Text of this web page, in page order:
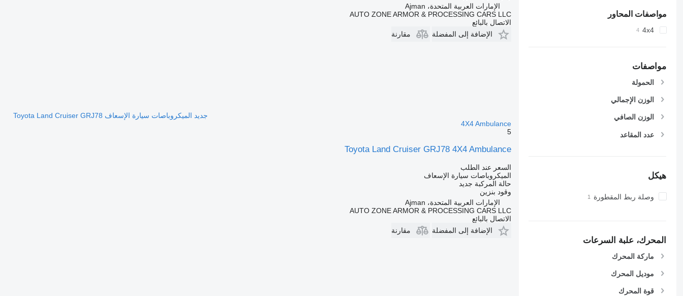
مواصفات المحاور
4x4
مواصفات
الحمولة
الوزن الإجمالي
الوزن الصافي
عدد المقاعد
هيكل
وصلة ربط المقطورة
المحرك، علبة السرعات
ماركة المحرك
موديل المحرك
قوة المحرك
الإمارات العربية المتحدة، Ajman
AUTO ZONE ARMOR & PROCESSING CARS LLC
الاتصال بالبائع
الإضافة إلى المفضلة
مقارنة
جديد الميكروباصات سيارة الإسعاف Toyota Land Cruiser GRJ78
4X4 Ambulance
5
Toyota Land Cruiser GRJ78 4X4 Ambulance
السعر عند الطلب
الميكروباصات سيارة الإسعاف
حالة المركبة جديد
وقود بنزين
الإمارات العربية المتحدة، Ajman
AUTO ZONE ARMOR & PROCESSING CARS LLC
الاتصال بالبائع
الإضافة إلى المفضلة
مقارنة